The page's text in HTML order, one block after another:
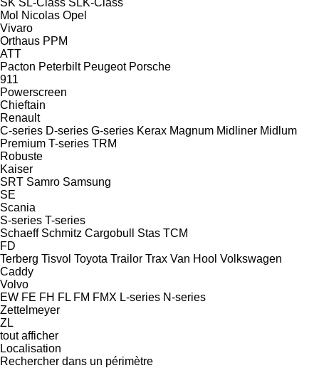
Mol Nicolas Opel
Vivaro
Orthaus PPM
ATT
Pacton Peterbilt Peugeot Porsche
911
Powerscreen
Chieftain
Renault
C-series D-series G-series Kerax Magnum Midliner Midlum
Premium T-series TRM
Robuste
Kaiser
SRT Samro Samsung
SE
Scania
S-series T-series
Schaeff Schmitz Cargobull Stas TCM
FD
Terberg Tisvol Toyota Trailor Trax Van Hool Volkswagen
Caddy
Volvo
EW FE FH FL FM FMX L-series N-series
Zettelmeyer
ZL
tout afficher
Localisation
Rechercher dans un périmètre